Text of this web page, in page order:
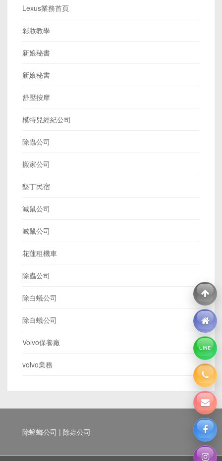
Lexus業務首頁
彩妝教學
新娘秘書
新娘秘書
舒壓按摩
模特兒經紀公司
除蟲公司
搬家公司
墾丁民宿
滅鼠公司
滅鼠公司
花蓮租機車
除蟲公司
除白蟻公司
除白蟻公司
Volvo保養廠
volvo業務
除蟑螂公司 | 除蟲公司
LINE